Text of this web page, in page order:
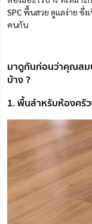
SPCพื้นสวย ดูแลง่าย ซึ่
คนกัน
มาดูกันก่อนว่าคุณสม
บ้าง ?
1. พื้นสำหรับห้องครั